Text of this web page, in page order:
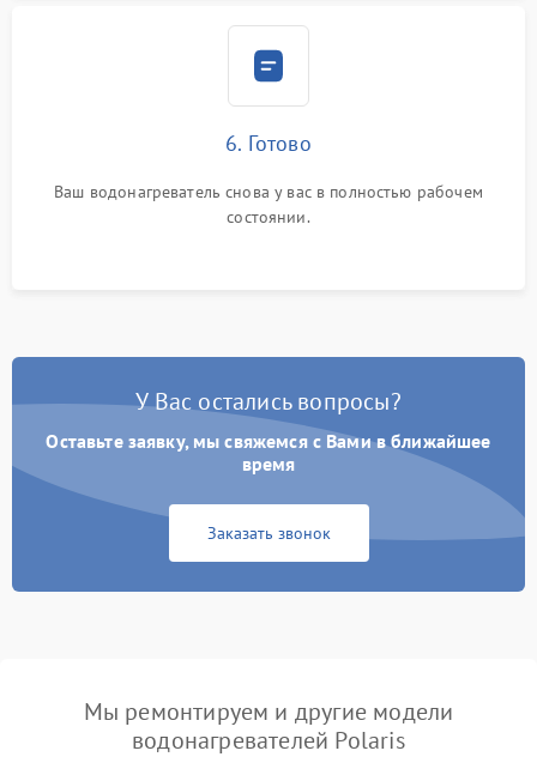
6. Готово
Ваш водонагреватель снова у вас в полностью рабочем
состоянии.
У Вас остались вопросы?
Оставьте заявку, мы свяжемся с Вами в ближайшее
время
Заказать звонок
Мы ремонтируем и другие модели
водонагревателей Polaris